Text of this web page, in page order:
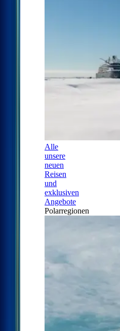
Alle
unsere
neuen
Reisen
und
exklusiven
Angebote
Polarregionen